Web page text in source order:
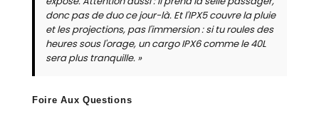
donc pas de duo ce jour-là. Et l'IPX5 couvre la pluie
et les projections, pas l'immersion : si tu roules des
heures sous l'orage, un cargo IPX6 comme le 40L
sera plus tranquille. »
Foire Aux Questions